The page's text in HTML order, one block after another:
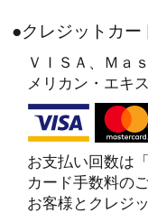
●クレジットカー
ＶＩＳＡ、Ｍａ
メリカン・エキ
お支払い回数は
カード手数料の
お客様とクレジ